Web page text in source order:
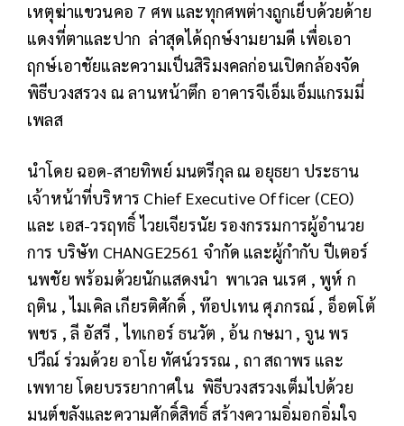
เหตุฆ่าแขวนคอ 7 ศพ และทุกศพต่างถูกเย็บด้วยด้าย
แดงที่ตาและปาก ล่าสุดได้ฤกษ์งามยามดี เพื่อเอา
ฤกษ์เอาชัยและความเป็นสิริมงคลก่อนเปิดกล้องจัด
พิธีบวงสรวง ณ ลานหน้าตึก อาคารจีเอ็มเอ็มแกรมมี่
เพลส
นำโดย ฉอด-สายทิพย์ มนตรีกุล ณ อยุธยา ประธาน
เจ้าหน้าที่บริหาร Chief Executive Officer (CEO)
และ เอส-วรฤทธิ์ ไวยเจียรนัย รองกรรมการผู้อำนวย
การ บริษัท CHANGE2561 จำกัด และผู้กำกับ ปีเตอร์
นพชัย พร้อมด้วยนักแสดงนำ พาเวล นเรศ , พูห์ ก
ฤติน , ไมเคิล เกียรติศักดิ์ , ท๊อปเทน ศุภกรณ์ , อ็อตโต้
พชร , ลี อัสรี , ไทเกอร์ ธนวัต , อ้น กษมา , จูน พร
ปวีณ์ ร่วมด้วย อาโย ทัศน์วรรณ , ถา สถาพร และ
เพทาย โดยบรรยากาศใน พิธีบวงสรวงเต็มไปด้วย
มนต์ขลังและความศักดิ์สิทธิ์ สร้างความอิ่มอกอิ่มใจ